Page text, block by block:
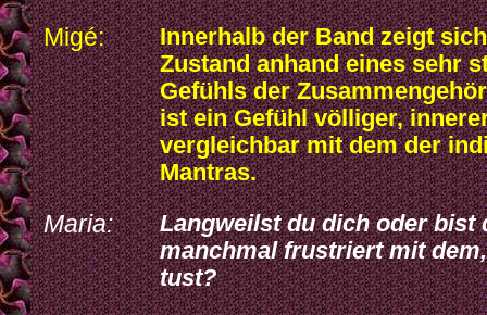
Migé:
Innerhalb der Band zeigt
Zustand anhand eines sehr
Gefühls der
ist ein Gefühl völliger,
vergleichbar mit dem der
Mantras.
Maria:
Langweilst du dich oder bist
manchmal frustriert mit
tust?